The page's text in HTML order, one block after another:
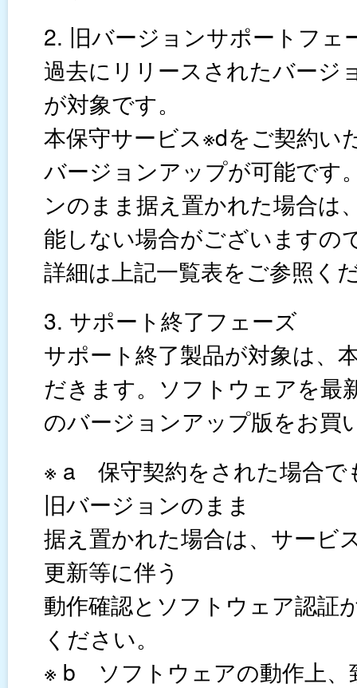
2. 旧バージョンサポートフェ
過去にリリースされたバージ
が対象です。
本保守サービス※dをご契約い
バージョンアップが可能です
ンのまま据え置かれた場合は
能しない場合がございますの
詳細は上記一覧表をご参照く
3. サポート終了フェーズ
サポート終了製品が対象は、
だきます。ソフトウェアを最
のバージョンアップ版をお買
※ a 保守契約をされた場合で
旧バージョンのまま
据え置かれた場合は、サービ
更新等に伴う
動作確認とソフトウェア認証
ください。
※ b ソフトウェアの動作上、